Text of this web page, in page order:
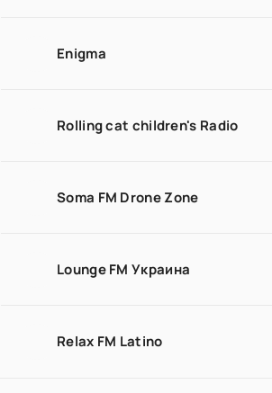
Enigma
Rolling cat children's Radio
Soma FM Drone Zone
Lounge FM Украина
Relax FM Latino